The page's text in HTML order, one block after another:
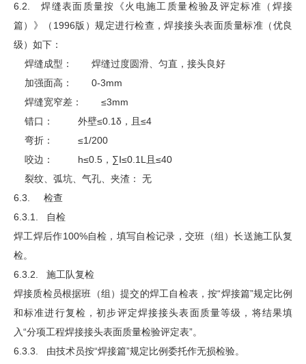
6.2. 焊缝表面质量按《火电施工质量检验及评定标准（焊接
篇）》（1996版）规定进行检查，焊接接头表面质量标准（优良
级）如下：
焊缝成型： 焊缝过度圆滑、匀直，接头良好
加强面高： 0-3mm
焊缝宽窄差： ≤3mm
错口： 外壁≤0.1δ，且≤4
弯折： ≤1/200
咬边： h≤0.5，∑Ⅰ≤0.1L且≤40
裂纹、弧坑、气孔、夹渣： 无
6.3. 检查
6.3.1. 自检
焊工焊后作100%自检，填写自检记录，交班（组）长送施工队复
检。
6.3.2. 施工队复检
焊接质检员根据班（组）提交的焊工自检表，按“焊接篇”规定比例
和标准进行复检，初步评定焊接接头表面质量等级，将结果填
入“分项工程焊接接头表面质量检验评定表”。
6.3.3. 由技术员按“焊接篇”规定比例委托作无损检验。